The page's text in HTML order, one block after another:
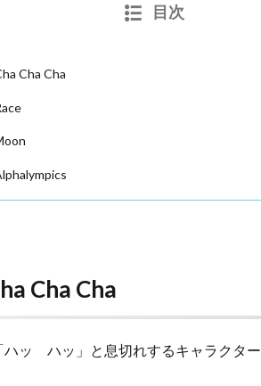
目次
Cha Cha
Cha Cha
ッ ハッ」と息切れするキャラクター